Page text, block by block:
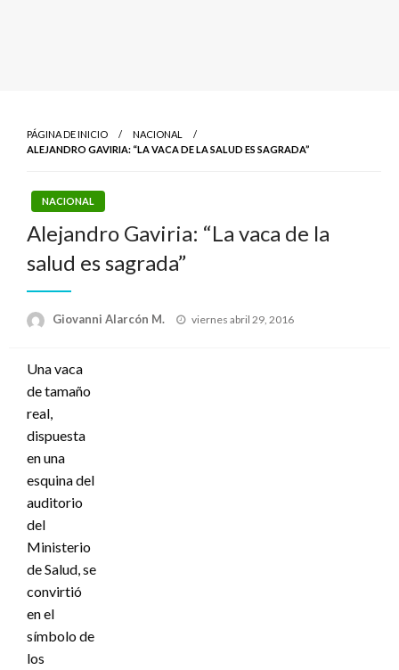
PÁGINA DE INICIO
NACIONAL
ALEJANDRO GAVIRIA: “LA VACA DE LA SALUD ES SAGRADA”
NACIONAL
Alejandro Gaviria: “La vaca de la
salud es sagrada”
Giovanni Alarcón M.
Publicado
viernes abril 29, 2016
Una vaca
de tamaño
real,
dispuesta
en una
esquina del
auditorio
del
Ministerio
de Salud, se
convirtió
en el
símbolo de
los